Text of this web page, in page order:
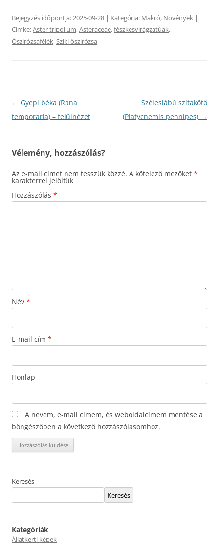
Bejegyzés időpontja:2025-09-28 | Kategória: Makró, Növények |
Címke:Aster tripolium,Asteraceae,fészkesvirágzatúak,
Őszirózsafélék,Sziki őszirózsa
Bejegyzés
navigáció
← Gyepi béka (Rana
temporaria) – felülnézet
Széleslábú szitakötő
(Platycnemis pennipes) →
Vélemény, hozzászólás?
Az e-mail címet nem tesszük közzé. A kötelező mezőket *
karakterrel jelöltük
Hozzászólás *
Név *
E-mail cím *
Honlap
A nevem, e-mail címem, és weboldalcímem mentése a
böngészőben a következő hozzászólásomhoz.
Keresés
Keresés
Kategóriák
Állatkerti képek